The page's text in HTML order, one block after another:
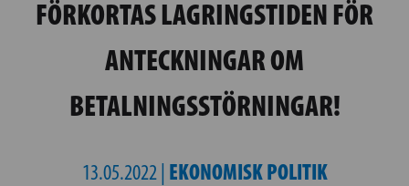
FÖRKORTAS LAGRINGSTIDEN FÖR
ANTECKNINGAR OM
BETALNINGSSTÖRNINGAR!
13.05.2022 | EKONOMISK POLITIK